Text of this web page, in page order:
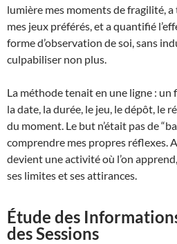
lumière mes moments de fragilité,
mes jeux préférés, et a quantifié
forme d’observation de soi, sans
culpabiliser non plus.
La méthode tenait en une ligne :
la date, la durée, le jeu, le dépôt, le
du moment. Le but n’était pas de
comprendre mes propres réflexes.
devient une activité où l’on
ses limites et ses attirances.
Étude des
des Sessions